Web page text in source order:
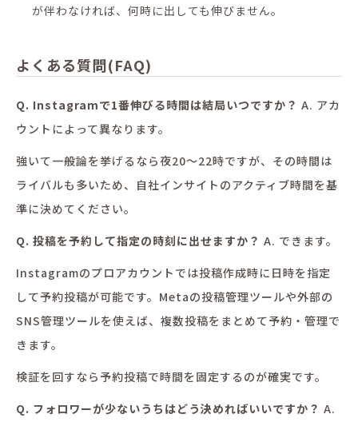
が伴わなければ、何時に出しても伸びません。
よくある質問(FAQ)
Q. Instagramで1番伸びる時間は結局いつですか？ A. アカ
ウントによって異なります。
強いて一般論を挙げるなら夜20〜22時ですが、その時間は
ライバルも多いため、自社インサイトのアクティブ時間を基
準に決めてください。
Q. 投稿を予約して指定の時刻に出せますか？ A. できます。
Instagramのプロアカウントでは投稿作成時に日時を指定
して予約投稿が可能です。Metaの投稿管理ツールや外部の
SNS管理ツールを使えば、複数投稿をまとめて予約・管理で
きます。
検証を回すなら予約投稿で時間を固定するのが確実です。
Q. フォロワーが少ないうちはどう決めればいいですか？ A.